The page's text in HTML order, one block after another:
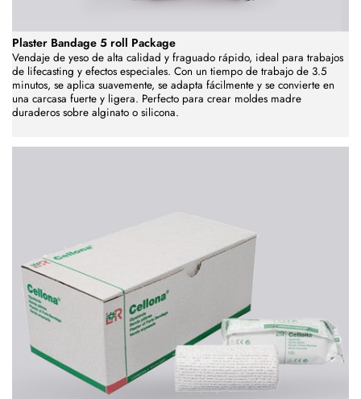
Plaster Bandage 5 roll Package
Vendaje de yeso de alta calidad y fraguado rápido, ideal para trabajos
de lifecasting y efectos especiales. Con un tiempo de trabajo de 3.5
minutos, se aplica suavemente, se adapta fácilmente y se convierte en
una carcasa fuerte y ligera. Perfecto para crear moldes madre
duraderos sobre alginato o silicona.